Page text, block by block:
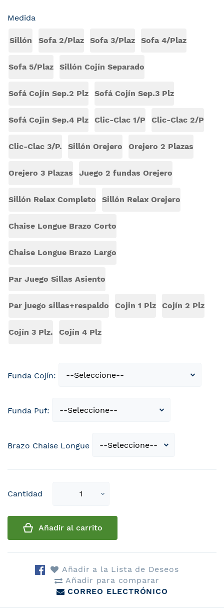
Medida
Sillón Sofa 2/Plaz Sofa 3/Plaz Sofa 4/Plaz
Sofa 5/Plaz Sillón Cojín Separado
Sofá Cojín Sep.2 Plz Sofá Cojín Sep.3 Plz
Sofá Cojin Sep.4 Plz Clic-Clac 1/P Clic-Clac 2/P
Clic-Clac 3/P. Sillón Orejero Orejero 2 Plazas
Orejero 3 Plazas Juego 2 fundas Orejero
Sillón Relax Completo Sillón Relax Orejero
Chaise Longue Brazo Corto
Chaise Longue Brazo Largo
Par Juego Sillas Asiento
Par juego sillas+respaldo Cojin 1 Plz Cojín 2 Plz
Cojín 3 Plz. Cojín 4 Plz
Funda Cojín:
Funda Puf:
Brazo Chaise Longue
Cantidad
Select
Añadir al carrito
Añadir a la Lista de Deseos
Añadir para comparar
CORREO ELECTRÓNICO